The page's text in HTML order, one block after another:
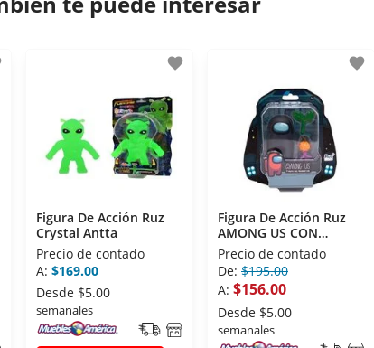
favorite
Figura De Acción Ruz
Crystal Antta
Precio de contado
A: $169.00
Desde $5.00
semanales
favorite
Figura De Acción Ruz
AMONG US CON
ACCESORIO 2.5'' NEGRO
Precio de contado
De: $195.00
A: $156.00
Desde $5.00
semanales